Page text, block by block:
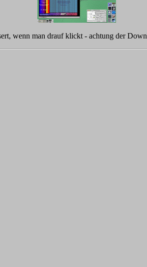
wenn man drauf klickt - achtung der